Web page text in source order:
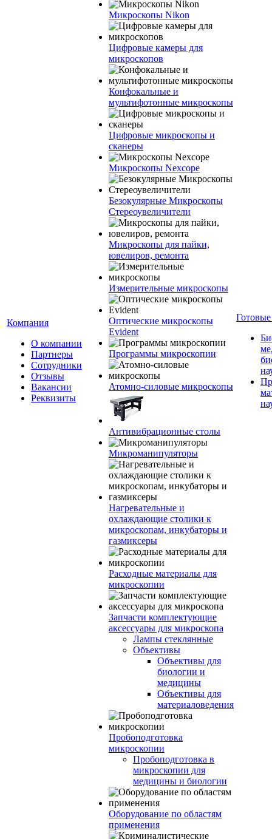
Компания
О компании
Партнеры
Сотрудники
Отзывы
Вакансии
Реквизиты
Микроскопы Nikon
Цифровые камеры для
микроскопов
Конфокальные и
мультифотонные микроскопы
Цифровые микроскопы и
сканеры
Микроскопы Nexcope
Безокулярные Микроскопы
Стереоувеличители
Микроскопы для пайки,
ювелиров, ремонта
Измерительные микроскопы
Оптические микроскопы
Evident
Программы микроскопии
Атомно-силовые микроскопы
Антивибрационные столы
Микроманипуляторы
Нагревательные и
охлаждающие столики к
микроскопам, инкубаторы и
газмиксеры
Расходные материалы для
микроскопии
Запчасти комплектующие
аксессуары для микроскопа
Лампы стеклянные
Объективы
Объективы для
биологии и
медицины
Объективы для
материаловедения
Пробоподготовка
микроскопии
Пробоподготовка в
микроскопии для
медицины и биологии
Оборудование по областям
применения